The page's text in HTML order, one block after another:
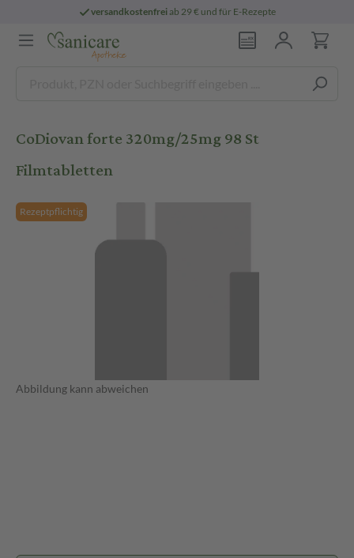
versandkostenfreiab 29 € und für E-Rezepte
CoDiovan forte 320mg/25mg 98 St
Filmtabletten
Rezeptpflichtig
Abbildung kann abweichen